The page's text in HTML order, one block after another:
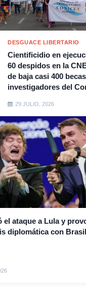
DESGUACE LIBERTARIO
Cientificidio en
60 despidos en la
de baja casi 400
investigadores del
29 JULIO, 2026
el ataque a Lula y
diplomática con Brasil